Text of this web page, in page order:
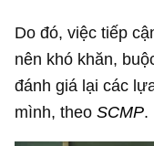
Do đó, việc tiếp
nên khó khăn,
đánh giá lại các
mình, theoSCMP.